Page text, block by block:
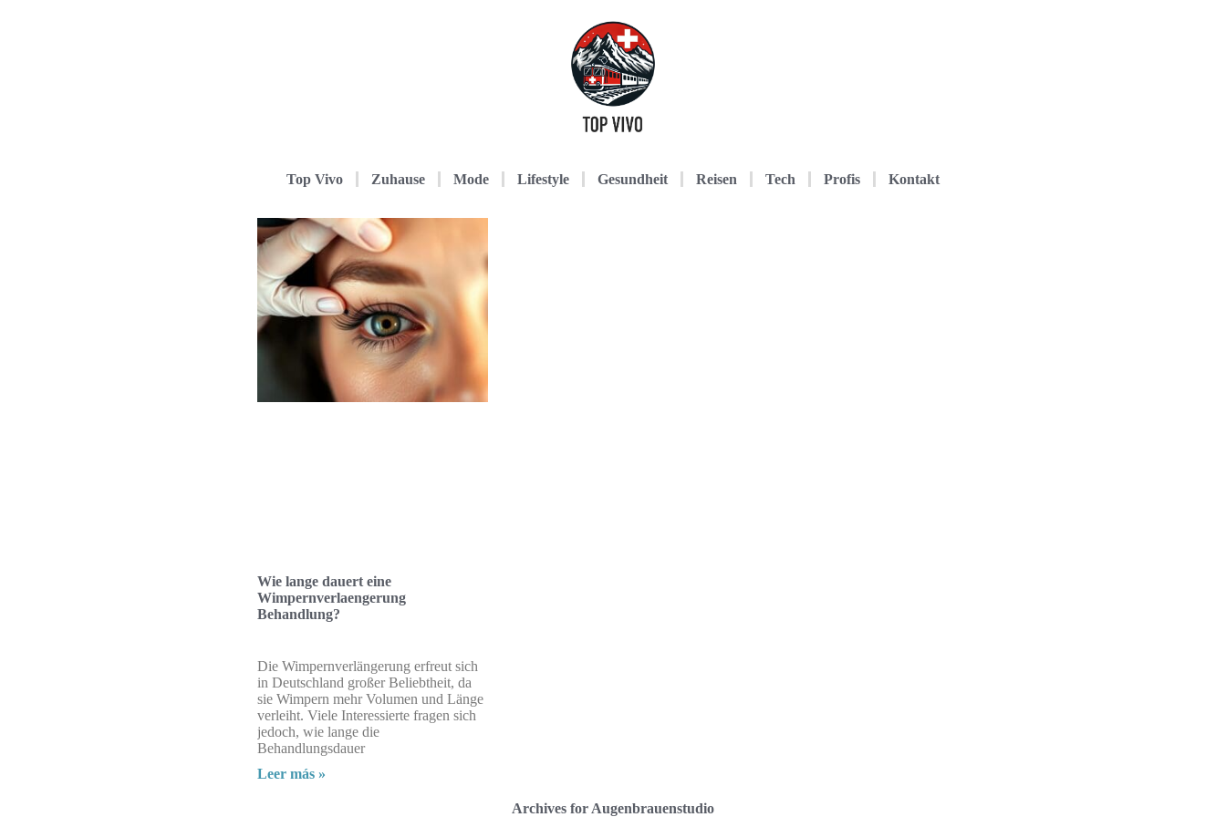
Top Vivo Zuhause Mode Lifestyle Gesundheit Reisen Tech Profis Kontakt
Wie lange dauert eine
Wimpernverlaengerung
Behandlung?
Die Wimpernverlängerung erfreut sich
in Deutschland großer Beliebtheit, da
sie Wimpern mehr Volumen und Länge
verleiht. Viele Interessierte fragen sich
jedoch, wie lange die
Behandlungsdauer
Leer más »
Archives for Augenbrauenstudio